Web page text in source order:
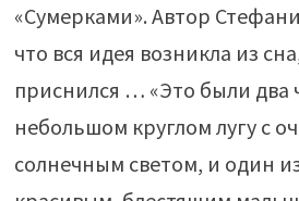
«Сумерками». Автор
что вся идея возникла из
приснился … «Это были два
небольшом круглом лугу с
солнечным светом, и один